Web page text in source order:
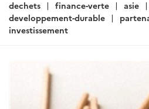
ARTICLE
Environnement,
Construction - Août
Rédigé par : SER de Tokyo - Pôle